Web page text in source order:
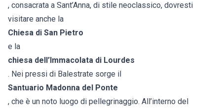
, consacrata a Sant’Anna, di stile neoclassico, dovresti
visitare anche la
Chiesa di San Pietro
e la
chiesa dell’Immacolata di Lourdes
. Nei pressi di Balestrate sorge il
Santuario Madonna del Ponte
, che è un noto luogo di pellegrinaggio. All’interno del